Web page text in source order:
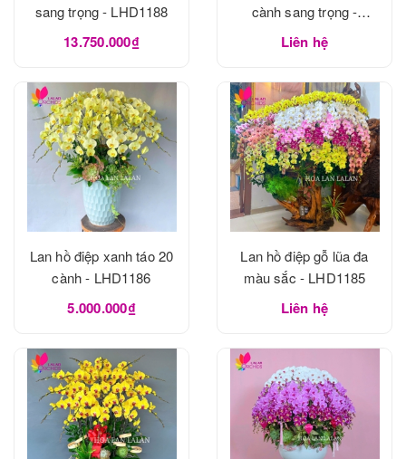
sang trọng - LHD1188
13.750.000₫
cành sang trọng -
LHD1188
Liên hệ
Lan hồ điệp xanh táo 20
cành - LHD1186
5.000.000₫
Lan hồ điệp gỗ lũa đa
màu sắc - LHD1185
Liên hệ